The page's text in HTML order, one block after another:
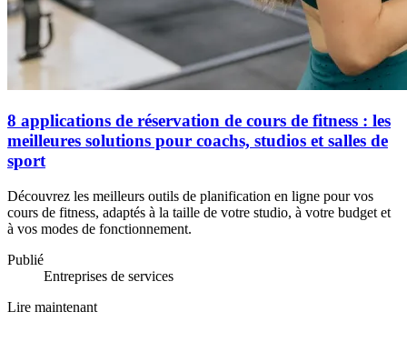
8 applications de réservation de cours de fitness : les
meilleures solutions pour coachs, studios et salles de
sport
Découvrez les meilleurs outils de planification en ligne pour vos
cours de fitness, adaptés à la taille de votre studio, à votre budget et
à vos modes de fonctionnement.
Publié
Entreprises de services
Lire maintenant